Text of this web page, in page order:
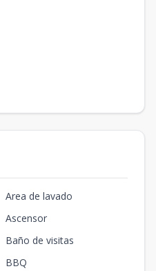
Area de lavado
Ascensor
Baño de visitas
BBQ